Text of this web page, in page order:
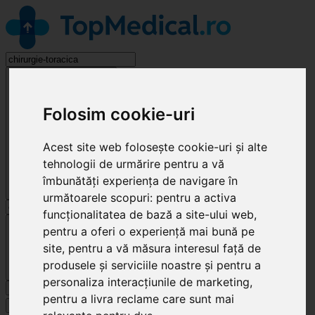
Folosim cookie-uri
Acest site web folosește cookie-uri și alte
tehnologii de urmărire pentru a vă
îmbunătăți experiența de navigare în
următoarele scopuri: pentru a activa
funcționalitatea de bază a site-ului web,
pentru a oferi o experiență mai bună pe
site, pentru a vă măsura interesul față de
produsele și serviciile noastre și pentru a
personaliza interacțiunile de marketing,
pentru a livra reclame care sunt mai
Cluj-Napoca
Specialități